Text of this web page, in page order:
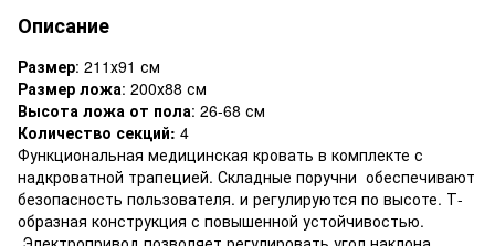
Описание
Размер: 211х91 см
Размер ложа: 200х88 см
Высота ложа от пола: 26-68 см
Количество секций: 4
Функциональная медицинская кровать в комплекте с
надкроватной трапецией. Складные поручни обеспечивают
безопасность пользователя. и регулируются по высоте. Т-
образная конструкция с повышенной устойчивостью.